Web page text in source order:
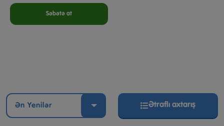
Səbətə at
Ən Yenilər Ətraflı axtarış